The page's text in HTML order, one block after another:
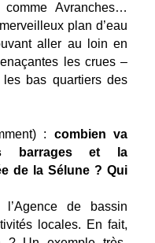
Avranches…
plan d’eau
aller au loin en
les crues –
bas quartiers des
: combien va
barrages et la
de la Sélune ? Qui
de bassin
locales. En fait,